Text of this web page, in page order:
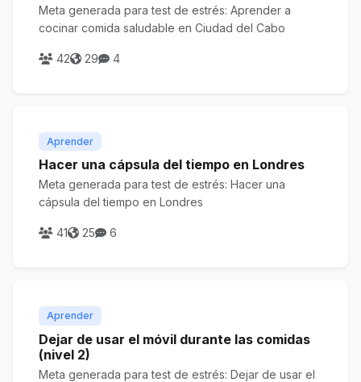
Meta generada para test de estrés: Aprender a
cocinar comida saludable en Ciudad del Cabo
42 29 4
Aprender
Hacer una cápsula del tiempo en Londres
Meta generada para test de estrés: Hacer una
cápsula del tiempo en Londres
41 25 6
Aprender
Dejar de usar el móvil durante las comidas
(nivel 2)
Meta generada para test de estrés: Dejar de usar el